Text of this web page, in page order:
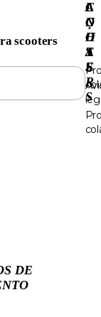
scooters
C
O
O
T
E
R
S
I
Ç
O
S
A
N
H
A
S
DE